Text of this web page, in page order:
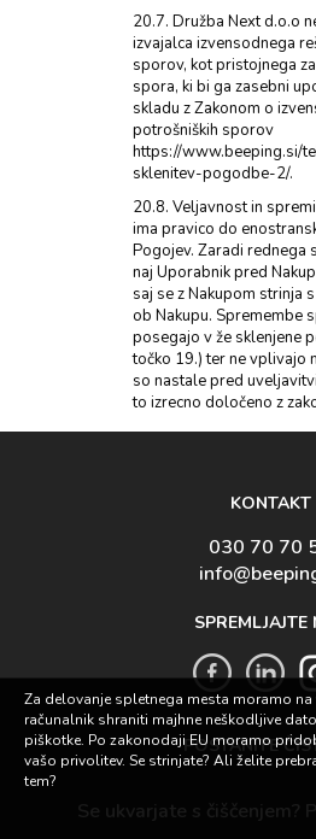
20.7. Družba Next d.o.o
izvajalca izvensodnega
sporov, kot pristojnega
spora, ki bi ga zasebni
skladu z Zakonom o
potrošniških sporov
https://www.beeping.si/
sklenitev-pogodbe-2/.
20.8. Veljavnost in
ima pravico do
Pogojev. Zaradi rednega
naj Uporabnik pred
saj se z Nakupom strinja
ob Nakupu. Spremembe
posegajo v že sklenjene
točko 19.) ter ne vplivajo
so nastale pred
to izrecno določeno z
KONTAKT
030 70 70
SPREMLJAJTE
POSTANITE
Se ukvarjate s čiščenjem?
Za delovanje spletnega mesta moramo na
računalnik shraniti majhne neškodljive
piškotke. Po zakonodaji EU moramo
vašo privolitev. Se strinjate? Ali želite
tem?